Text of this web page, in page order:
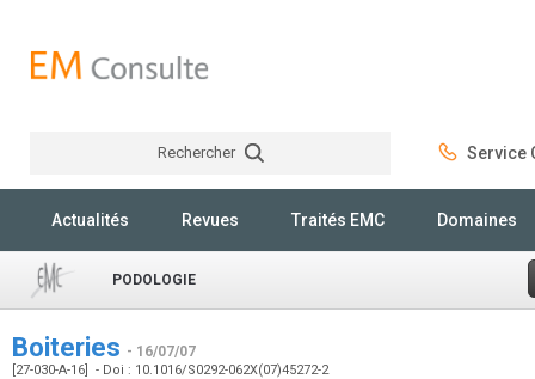
Rechercher Service
Actualités Revues Traités EMC Domaines
PODOLOGIE
Boiteries - 16/07/07
[27-030-A-16] - Doi : 10.1016/S0292-062X(07)45272-2